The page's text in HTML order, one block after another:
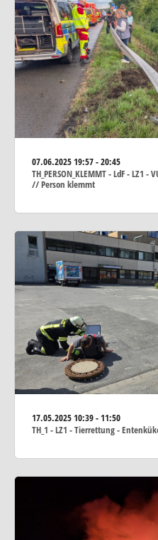
07.06.202519:57 - 20:45
TH_PERSON_KLEMMT - LdF -
// Person klemmt
17.05.202510:39 - 11:50
TH_1 - LZ1 - Tierrettung -